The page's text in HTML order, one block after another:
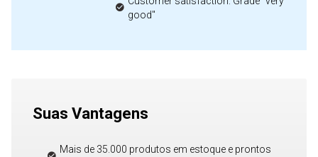
good"
Suas Vantagens
Mais de 35.000 produtos em estoque e prontos